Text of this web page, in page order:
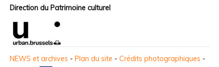
Direction du Patrimoine culturel
NEWS et archives - Plan du site - Crédits photographiques -